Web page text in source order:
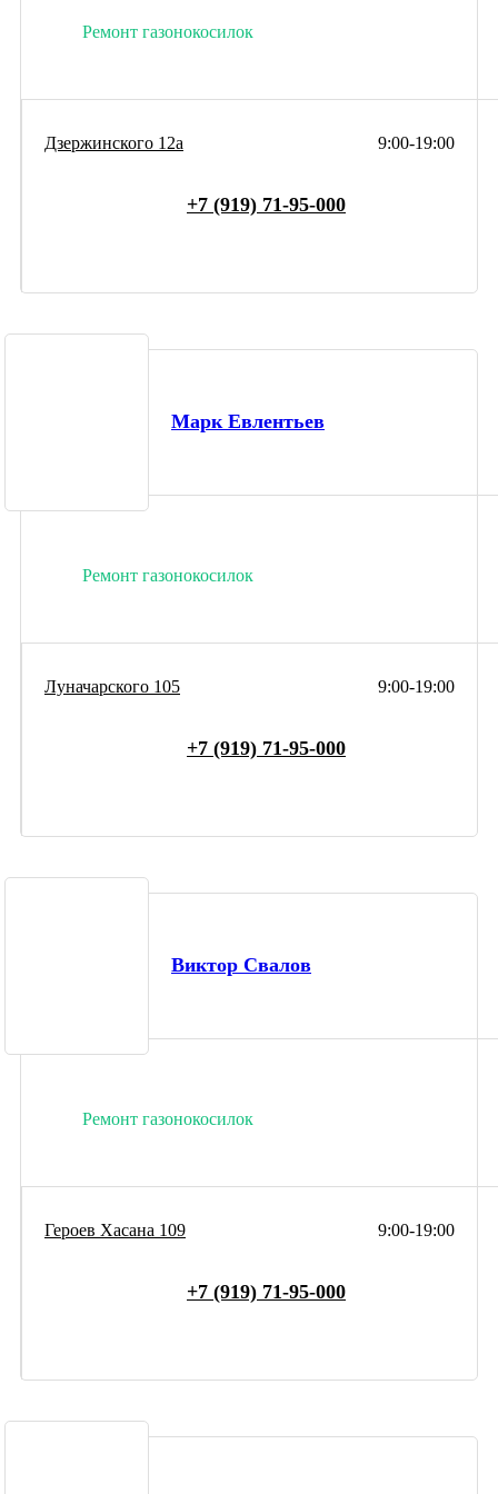
Ремонт газонокосилок
9:00-19:00
Дзержинского 12а
+7 (919) 71-95-000
Марк Евлентьев
Ремонт газонокосилок
9:00-19:00
Луначарского 105
+7 (919) 71-95-000
Виктор Свалов
Ремонт газонокосилок
9:00-19:00
Героев Хасана 109
+7 (919) 71-95-000